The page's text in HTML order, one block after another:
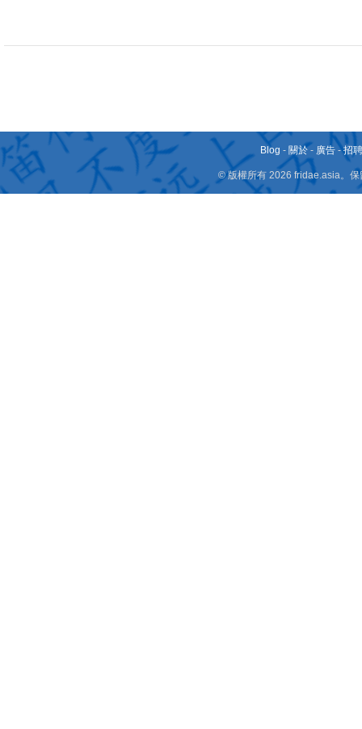
Blog - 關於 - 廣告 -招
© 版權所有 2026 fridae.asia。